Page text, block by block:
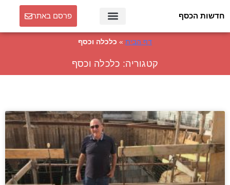
חדשות הכסף פרסם באתר
דף הבית » כלכלה וכסף
קטגוריה: כלכלה וכסף